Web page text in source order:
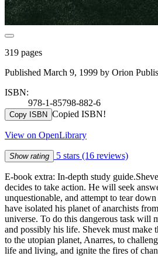
319 pages
Published March 9, 1999 by Orion
ISBN:
978-1-85798-882-6
Copy ISBN Copied ISBN!
View on OpenLibrary
Show rating 5 stars (16 reviews)
E-book extra: In-depth study
decides to take action. He will seek
unquestionable, and attempt to tear
have isolated his planet of anarchists
universe. To do this dangerous task will
and possibly his life. Shevek must make
to the utopian planet, Anarres, to
life and living, and ignite the fires of